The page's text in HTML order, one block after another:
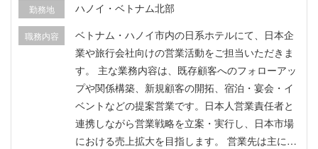
許可証・ビザ取得費用会社負担 試用期間2か月
（待遇変更なし）
勤務地 ハノイ・ベトナム北部
職務内容
ベトナム・ハノイ市内の日系ホテルにて、日本企
業や旅行会社向けの営業活動をご担当いただきま
す。 主な業務内容は、既存顧客へのフォローアッ
プや関係構築、新規顧客の開拓、宿泊・宴会・イ
ベントなどの提案営業です。日本人営業責任者と
連携しながら営業戦略を立案・実行し、日本市場
における売上拡大を目指します。 営業先は主に日